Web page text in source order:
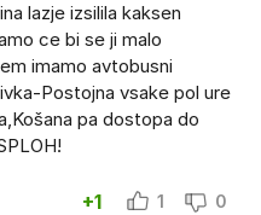
lazje izsilila kaksen
ce bi se ji malo
imamo avtobusni
Postojna vsake pol ure
pa dostopa do
+1 1 0